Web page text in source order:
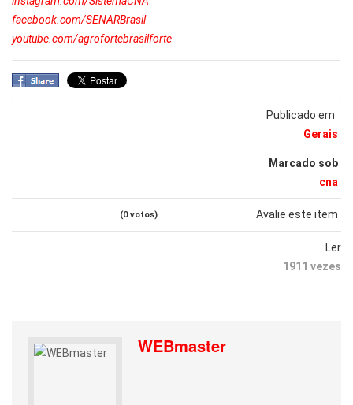
Publicado em
Gerais
Marcado sob
cna
Avalie este item
(0 votos)
Ler
1911 vezes
facebook.com/SENARBrasil
youtube.com/agrofortebrasilforte
WEBmaster